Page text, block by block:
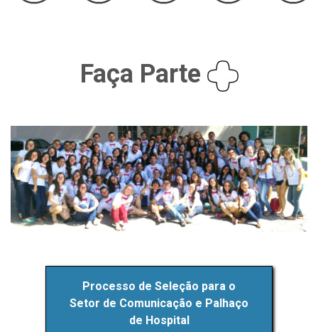
Faça Parte
Processo de Seleção para o
Setor de Comunicação e Palhaço
de Hospital